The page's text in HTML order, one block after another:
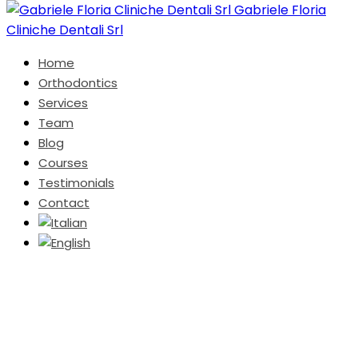
Gabriele Floria
Cliniche Dentali Srl
Home
Orthodontics
Services
Team
Blog
Courses
Testimonials
Contact